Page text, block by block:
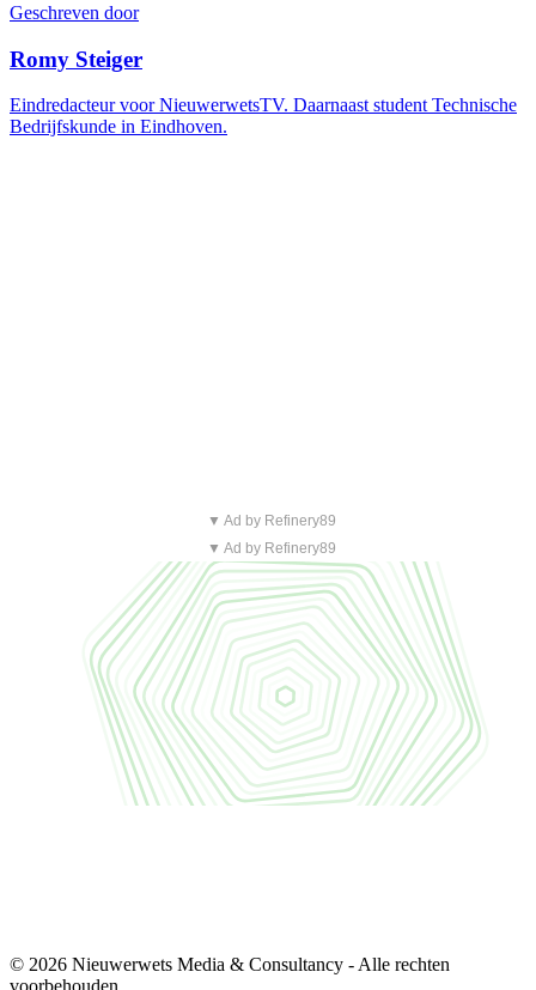
Geschreven door
Romy Steiger
Eindredacteur voor NieuwerwetsTV. Daarnaast student Technische
Bedrijfskunde in Eindhoven.
▼ Ad by Refinery89
▼ Ad by Refinery89
© 2026 Nieuwerwets Media & Consultancy - Alle rechten